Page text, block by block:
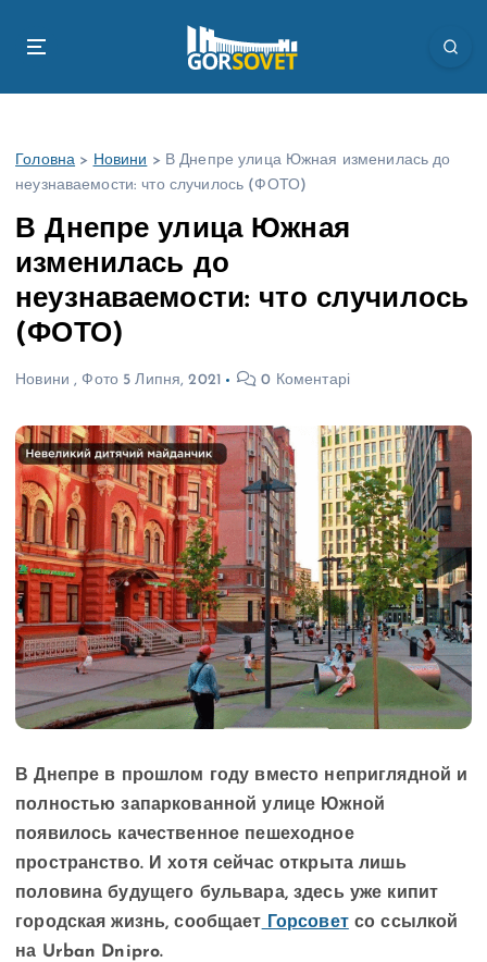
Головна > Новини > В Днепре улица Южная изменилась до
неузнаваемости: что случилось (ФОТО)
В Днепре улица Южная
изменилась до
неузнаваемости: что случилось
(ФОТО)
Новини , Фото 5 Липня, 2021 0 Коментарі
В Днепре в прошлом году вместо неприглядной и
полностью запаркованной улице Южной
появилось качественное пешеходное
пространство. И хотя сейчас открыта лишь
половина будущего бульвара, здесь уже кипит
городская жизнь, сообщает Горсоветсо ссылкой
на Urban Dnipro.